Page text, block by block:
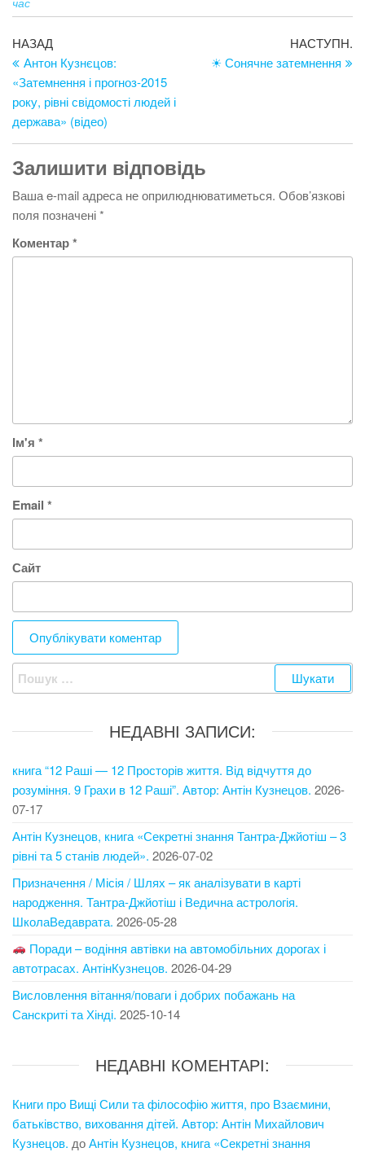
Навігація
записів
Попередній
запис
НАЗАД
Антон Кузнєцов:
«Затемнення і прогноз-2015
року, рівні свідомості людей і
держава» (відео)
НАСТУПН.
☀ Сонячне затемнення
Залишити відповідь
Ваша e-mail адреса не оприлюднюватиметься. Обов’язкові
поля позначені*
Коментар*
Ім'я *
Email *
Сайт
Пошук:
НЕДАВНІ ЗАПИСИ:
книга “12 Раші — 12 Просторів життя. Від відчуття до
розуміння. 9 Грахи в 12 Раші”. Автор: Антін Кузнецов. 2026-
07-17
Антін Кузнецов, книга «Секретні знання Тантра-Джйотіш – 3
рівні та 5 станів людей». 2026-07-02
Призначення / Місія / Шлях – як аналізувати в карті
народження. Тантра-Джйотіш і Ведична астрологія.
ШколаВедаврата. 2026-05-28
Поради – водіння автівки на автомобільних дорогах і
автотрасах. АнтінКузнецов. 2026-04-29
Висловлення вітання/поваги і добрих побажань на
Санскриті та Хінді. 2025-10-14
НЕДАВНІ КОМЕНТАРІ:
Книги про Вищі Сили та філософію життя, про Взаємини,
батьківство, виховання дітей. Автор: Антін Михайлович
Кузнецов. доАнтін Кузнецов, книга «Секретні знання